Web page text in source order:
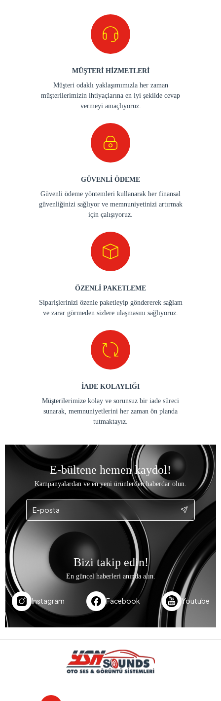
MÜŞTERİ HİZMETLERİ
Müşteri odaklı yaklaşımımızla her zaman
müşterilerimizin ihtiyaçlarına en iyi şekilde cevap
vermeyi amaçlıyoruz.
GÜVENLİ ÖDEME
Güvenli ödeme yöntemleri kullanarak her finansal
güvenliğinizi sağlıyor ve memnuniyetinizi artırmak
için çalışıyoruz.
ÖZENLİ PAKETLEME
Siparişlerinizi özenle paketleyip göndererek sağlam
ve zarar görmeden sizlere ulaşmasını sağlıyoruz.
İADE KOLAYLIĞI
Müşterilerimize kolay ve sorunsuz bir iade süreci
sunarak, memnuniyetlerini her zaman ön planda
tutmaktayız.
E-bültene hemen kaydol!
Kampanyalardan ve en yeni ürünlerden haberdar olun.
Bizi takip edin!
En güncel haberleri anında alın.
Instagram Facebook Youtube